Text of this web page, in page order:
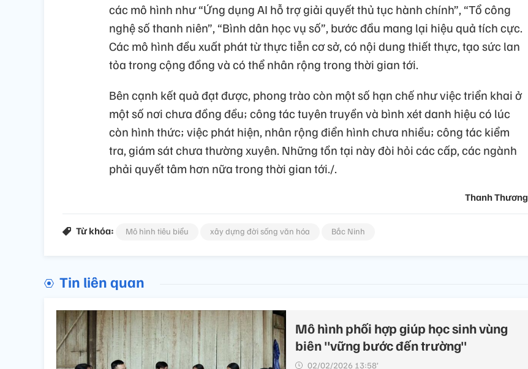
các mô hình như “Ứng dụng AI hỗ trợ giải quyết thủ tục hành chính”, “Tổ công
nghệ số thanh niên”, “Bình dân học vụ số”, bước đầu mang lại hiệu quả tích cực.
Các mô hình đều xuất phát từ thực tiễn cơ sở, có nội dung thiết thực, tạo sức lan
tỏa trong cộng đồng và có thể nhân rộng trong thời gian tới.
Bên cạnh kết quả đạt được, phong trào còn một số hạn chế như việc triển khai ở
một số nơi chưa đồng đều; công tác tuyên truyền và bình xét danh hiệu có lúc
còn hình thức; việc phát hiện, nhân rộng điển hình chưa nhiều; công tác kiểm
tra, giám sát chưa thường xuyên. Những tồn tại này đòi hỏi các cấp, các ngành
phải quyết tâm hơn nữa trong thời gian tới./.
Thanh Thương
Từ khóa: Mô hình tiêu biểu xây dựng đời sống văn hóa Bắc Ninh
Tin liên quan
Mô hình phối hợp giúp học sinh vùng
biên "vững bước đến trường"
02/02/2026 13:58’